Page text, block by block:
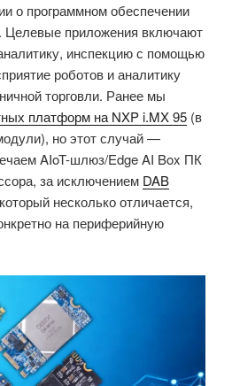
о программном обеспечении
Целевые приложения включают
инспекцию с помощью
роботов и аналитику
торговли. Ранее мы
платформ на NXP i.MX 95 (в
но этот случай —
AIoT-шлюз/Edge AI Box ПК
за исключением DAB
несколько отличается,
на периферийную